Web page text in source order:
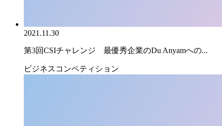
2021.11.30
第3回CSIチャレンジ 最優秀企業のDu Anyamへの...
ビジネスコンペティション